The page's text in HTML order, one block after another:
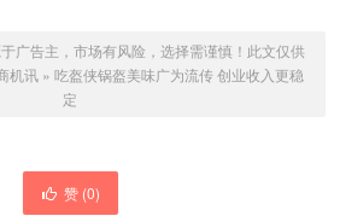
广告主，市场有风险，选择需谨慎！此文仅供
机讯 » 吃盔侠锅盔美味广为流传 创业收入更稳
定
赞 (0)